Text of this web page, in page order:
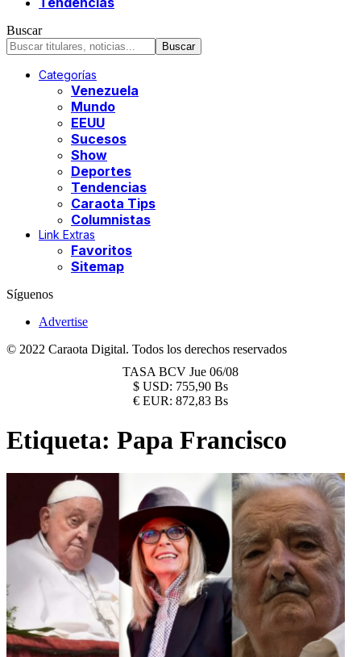
Buscar
Categorías
Venezuela
Mundo
EEUU
Sucesos
Show
Deportes
Tendencias
Caraota Tips
Columnistas
Link Extras
Favoritos
Sitemap
Síguenos
Advertise
© 2022 Caraota Digital. Todos los derechos reservados
TASA BCV Jue 06/08
$ USD: 755,90 Bs
€ EUR: 872,83 Bs
Etiqueta: Papa Francisco